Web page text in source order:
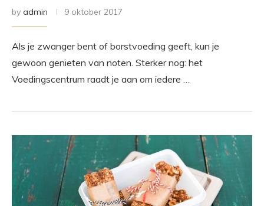
by admin 9 oktober 2017
Als je zwanger bent of borstvoeding geeft, kun je
gewoon genieten van noten. Sterker nog: het
Voedingscentrum raadt je aan om iedere …